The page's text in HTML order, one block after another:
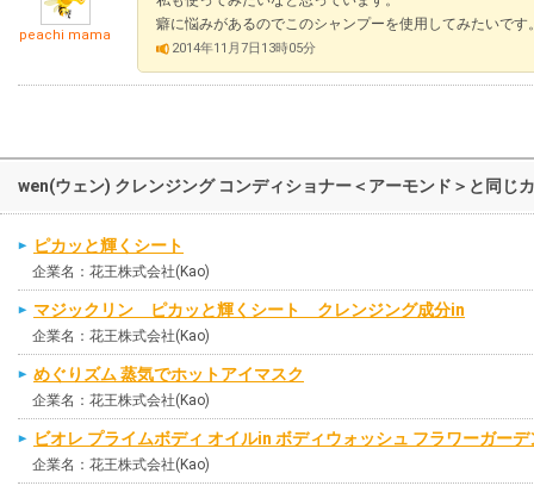
peachi mama
癖に悩みがあるのでこのシャンプーを使用してみたいです
2014年11月7日13時05分
wen(ウェン) クレンジング コンディショナー＜アーモンド＞と同じ
ピカッと輝くシート
企業名：花王株式会社(Kao)
マジックリン ピカッと輝くシート クレンジング成分in
企業名：花王株式会社(Kao)
めぐりズム 蒸気でホットアイマスク
企業名：花王株式会社(Kao)
ビオレ プライムボディ オイルin ボディウォッシュ フラワーガー
企業名：花王株式会社(Kao)